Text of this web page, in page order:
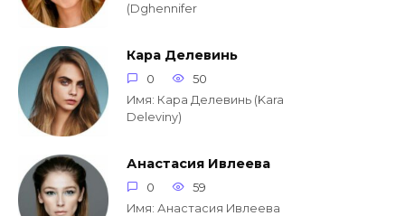
(Dghennifer
Кара Делевинь
0
50
Имя: Кара Делевинь (Kara
Deleviny)
Анастасия Ивлеева
0
59
Имя: Анастасия Ивлеева